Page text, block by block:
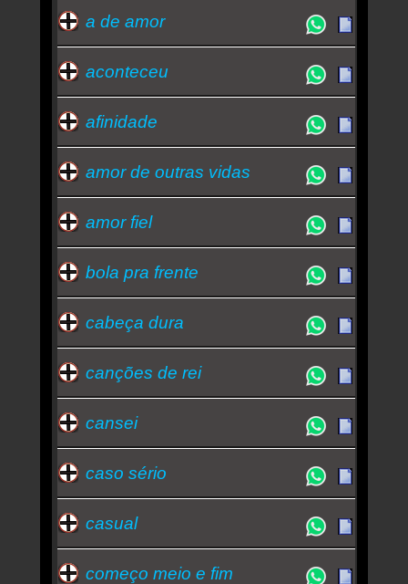
a de amor
aconteceu
afinidade
amor de outras vidas
amor fiel
bola pra frente
cabeça dura
canções de rei
cansei
caso sério
casual
começo meio e fim